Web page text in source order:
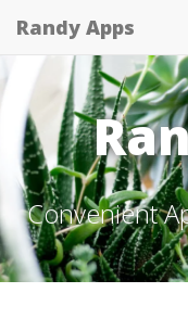
Randy Apps
Convenient